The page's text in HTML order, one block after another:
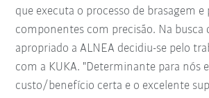
que executa o processo de brasagem e
componentes com precisão. Na busca
apropriado a ALNEA decidiu-se pelo
com a KUKA. "Determinante para nós
custo/benefício certa e o excelente